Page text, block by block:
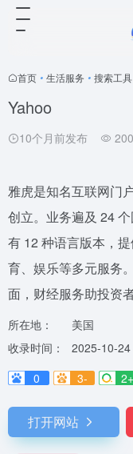
首页 • 生活服务 • 搜索工具
Yahoo
10个月前发布 200
雅虎是知名互联网门
创立。业务遍及 24
有 12 种语言版本，
育、娱乐等多元服务
面，财经服务助投资者
所在地：
美国
收录时间：
2025-10-24
0
3- 2+
打开网站